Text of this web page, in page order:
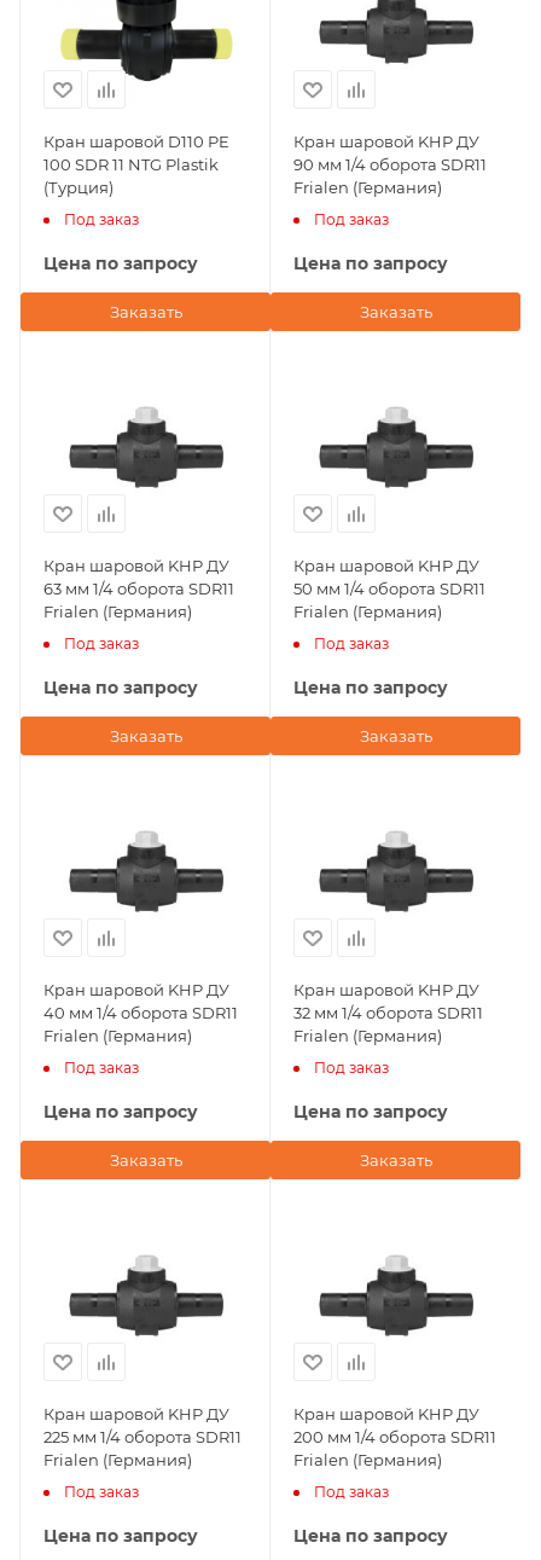
Кран шаровой D110 PE
100 SDR 11 NTG Plastik
(Турция)
Под заказ
Цена по запросу
Заказать
Кран шаровой KHP ДУ
90 мм 1/4 оборота SDR11
Frialen (Германия)
Под заказ
Цена по запросу
Заказать
Кран шаровой KHP ДУ
63 мм 1/4 оборота SDR11
Frialen (Германия)
Под заказ
Цена по запросу
Заказать
Кран шаровой KHP ДУ
50 мм 1/4 оборота SDR11
Frialen (Германия)
Под заказ
Цена по запросу
Заказать
Кран шаровой KHP ДУ
40 мм 1/4 оборота SDR11
Frialen (Германия)
Под заказ
Цена по запросу
Заказать
Кран шаровой KHP ДУ
32 мм 1/4 оборота SDR11
Frialen (Германия)
Под заказ
Цена по запросу
Заказать
Кран шаровой KHP ДУ
225 мм 1/4 оборота SDR11
Frialen (Германия)
Под заказ
Цена по запросу
Кран шаровой KHP ДУ
200 мм 1/4 оборота SDR11
Frialen (Германия)
Под заказ
Цена по запросу